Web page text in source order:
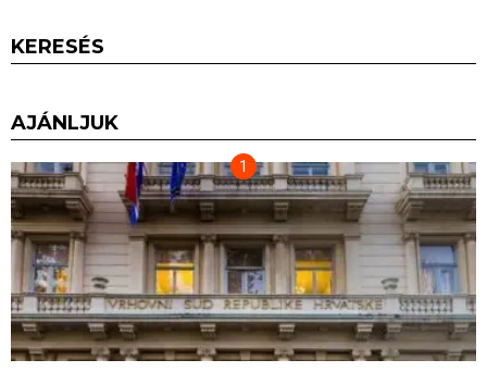
KERESÉS
AJÁNLJUK